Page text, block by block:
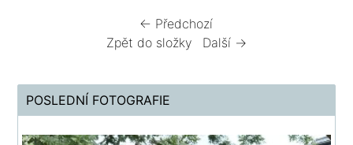
← Předchozí
Zpět do složky
Další →
POSLEDNÍ FOTOGRAFIE